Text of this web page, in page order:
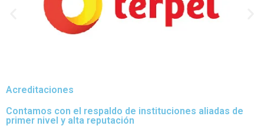
Acreditaciones
Contamos con el respaldo de instituciones aliadas de
primer nivel y alta reputación